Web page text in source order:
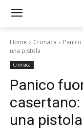
Home Cronaca
una pistola
Cronaca
Panico
una pistola